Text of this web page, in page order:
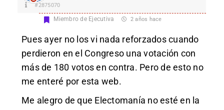
#2875070
Miembro de Ejecutiva 2 años hace
Pues ayer no los vi nada reforzados cuando
perdieron en el Congreso una votación con
más de 180 votos en contra. Pero de esto no
me enteré por esta web.
Me alegro de que Electomanía no esté en la